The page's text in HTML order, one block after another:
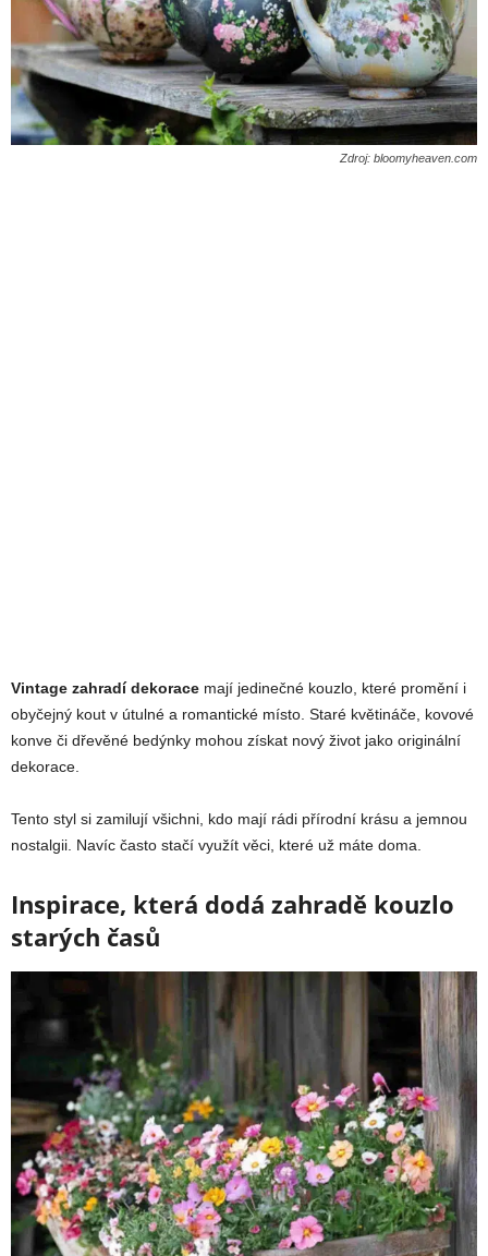
Zdroj: bloomyheaven.com
Vintage zahradí dekorace mají jedinečné kouzlo, které promění i
obyčejný kout v útulné a romantické místo. Staré květináče, kovové
konve či dřevěné bedýnky mohou získat nový život jako originální
dekorace.
Tento styl si zamilují všichni, kdo mají rádi přírodní krásu a jemnou
nostalgii. Navíc často stačí využít věci, které už máte doma.
Inspirace, která dodá zahradě kouzlo
starých časů